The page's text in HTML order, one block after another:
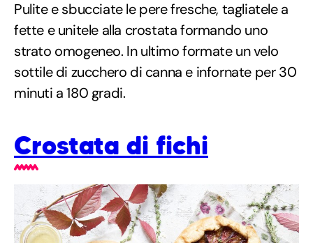
Pulite e sbucciate le pere fresche, tagliatele a
fette e unitele alla crostata formando uno
strato omogeneo. In ultimo formate un velo
sottile di zucchero di canna e infornate per 30
minuti a 180 gradi.
Crostata di fichi